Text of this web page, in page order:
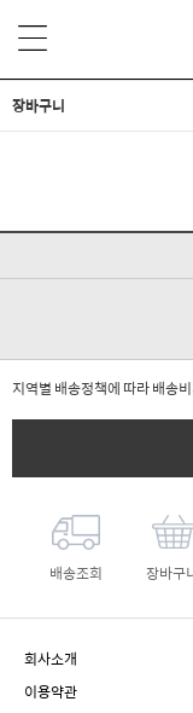
장바구니
지역별 배송정책에 따라 배송
배송조회 장바구
회사소개
이용약관